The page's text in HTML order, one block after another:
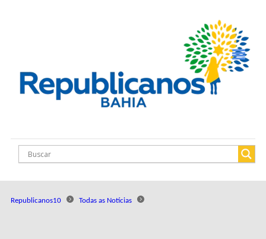
Republicanos10 Todas as Notícias